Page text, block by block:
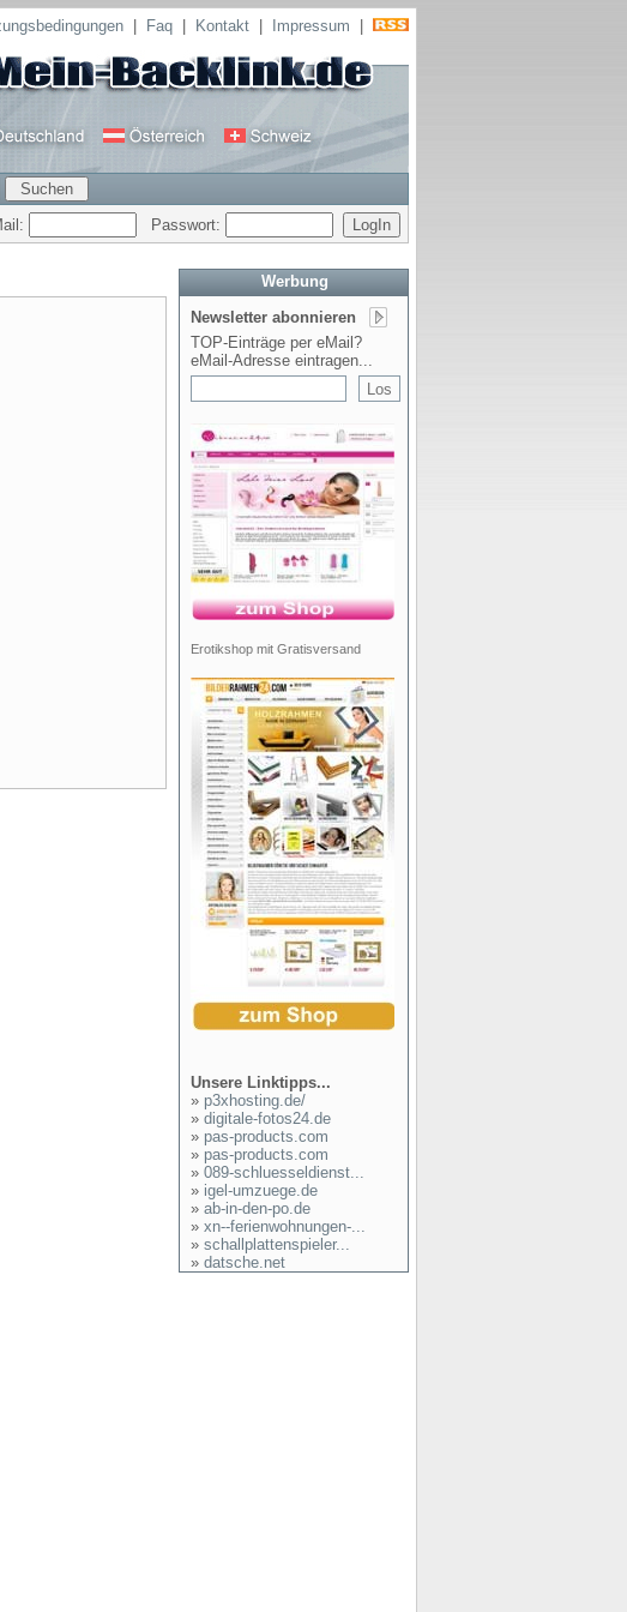
Faq Kontakt Impressum
Passwort:
Werbung
Newsletter abonnieren
TOP-Einträge per eMail?
eMail-Adresse eintragen...
Erotikshop mit Gratisversand
Unsere Linktipps...
» p3xhosting.de/
» digitale-fotos24.de
» pas-products.com
» pas-products.com
» 089-schluesseldienst...
» igel-umzuege.de
» ab-in-den-po.de
» xn--ferienwohnungen-...
» schallplattenspieler...
» datsche.net